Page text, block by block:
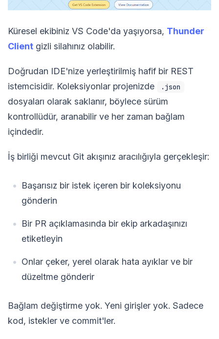
Küresel ekibiniz VS Code'da yaşıyorsa, Thunder
Client gizli silahınız olabilir.
Doğrudan IDE'nize yerleştirilmiş hafif bir REST
istemcisidir. Koleksiyonlar projenizde
.json
dosyaları olarak saklanır, böylece sürüm
kontrollüdür, aranabilir ve her zaman bağlam
içindedir.
İş birliği mevcut Git akışınız aracılığıyla gerçekleşir:
Başarısız bir istek içeren bir koleksiyonu
gönderin
Bir PR açıklamasında bir ekip arkadaşınızı
etiketleyin
Onlar çeker, yerel olarak hata ayıklar ve bir
düzeltme gönderir
Bağlam değiştirme yok. Yeni girişler yok. Sadece
kod, istekler ve commit'ler.